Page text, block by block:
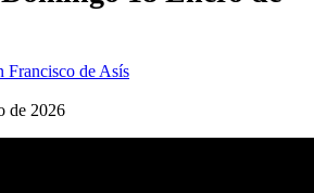
Francisco de Asís
de 2026